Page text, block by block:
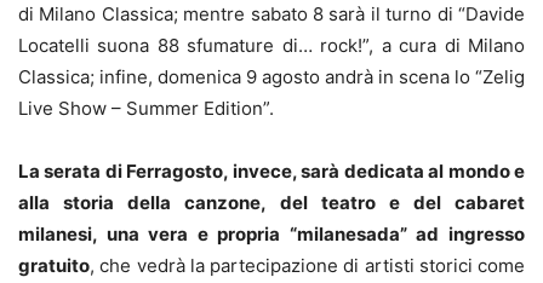
di Milano Classica; mentre sabato 8 sarà il turno di “Davide
Locatelli suona 88 sfumature di… rock!”, a cura di Milano
Classica; infine, domenica 9 agosto andrà in scena lo “Zelig
Live Show – Summer Edition”.
La serata di Ferragosto, invece, sarà dedicata al mondo e
alla storia della canzone, del teatro e del cabaret
milanesi, una vera e propria “milanesada” ad ingresso
gratuito, che vedrà la partecipazione di artisti storici come